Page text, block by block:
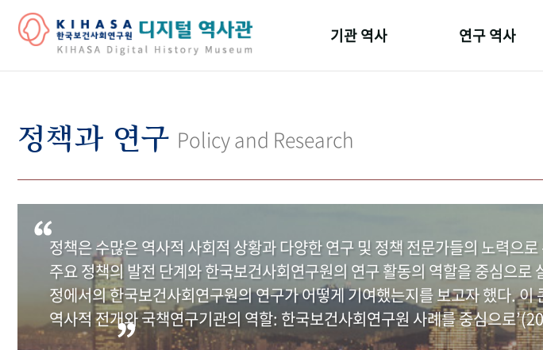
기관 역사
기관 변천사
연구 역사
정책과 연구 Policy and Research
정책은 수많은 역사적 사회적 상황과 다양한 연구 및 정책 전문가들의 노력으
주요 정책의 발전 단계와 한국보건사회연구원의 연구 활동의 역할을 중심으
정에서의 한국보건사회연구원의 연구가 어떻게 기여했는지를 보고자 했다.
역사적 전개와 국책연구기관의 역할: 한국보건사회연구원 사례를 중심으로